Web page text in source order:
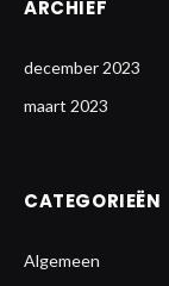
ARCHIEF
december 2023
maart 2023
CATEGORIEËN
Algemeen